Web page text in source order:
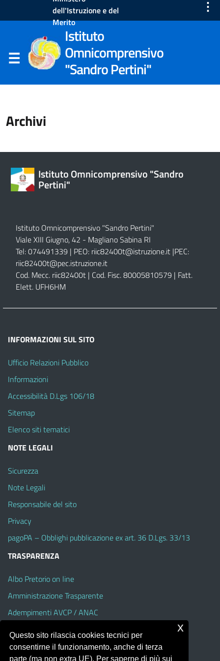
dell'Istruzione e del
Merito
⋮
Istituto
Omnicomprensivo
"Sandro Pertini"
Archivi
Istituto Omnicomprensivo "Sandro
Pertini"
Istituto Omnicomprensivo "Sandro Pertini"
Viale XIII Giugno, 42 - Magliano Sabina RI
Tel: 074491339 | PEO: riic82400t@istruzione.it |PEC:
riic82400t@pec.istruzione.it
Cod. Mecc. riic82400t | Cod. Fisc. 80005810579 | Fatt.
Elett. UFH6HM
INFORMAZIONI SUL SITO
Ufficio Relazioni Pubblico
Informazioni
Accessibilità D.Lgs 106/18
Sitemap
Elenco siti tematici
NOTE LEGALI
Sicurezza
Note Legali
Responsabile del sito
Privacy
pagoPA – Obblighi pubblicazione ex art. 36 D.Lgs. 33/13
TRASPARENZA
Albo Pretorio on line
Amministrazione Trasparente
Adempimenti AVCP / ANAC
Accesso Civico
Dichiarazione di accessibilità
Questo sito rilascia cookies tecnici per
consentirne il funzionamento, anche di terza
parte (ma non extra UE). Per saperne di più sui
x